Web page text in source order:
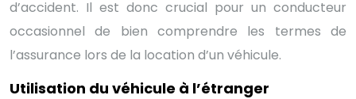
d’accident. Il est donc crucial pour un conducteur
occasionnel de bien comprendre les termes de
l’assurance lors de la location d’un véhicule.
Utilisation du véhicule à l’étranger